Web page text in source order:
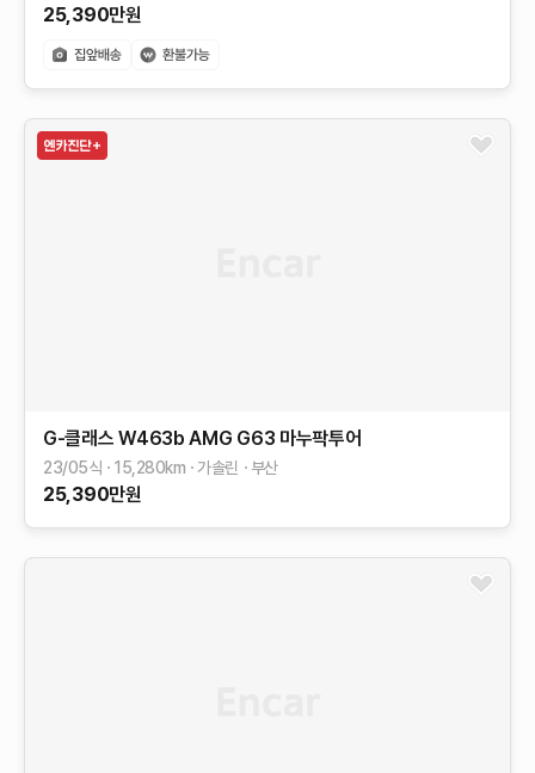
25,390만원
G-클래스 W463b AMG G63 마누팍투어
23/05식 15,280km 가솔린 부산
25,390만원